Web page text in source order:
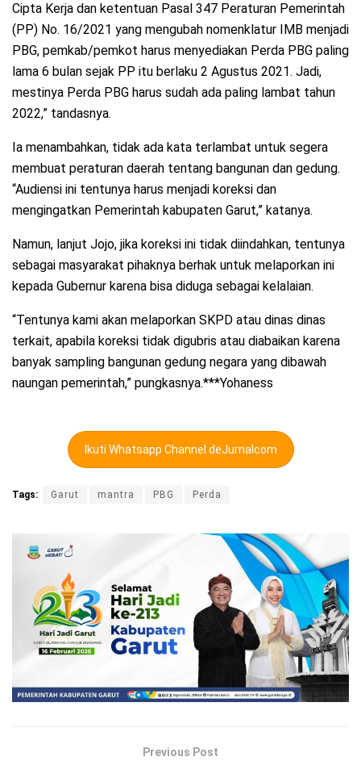
Cipta Kerja dan ketentuan Pasal 347 Peraturan Pemerintah
(PP) No. 16/2021 yang mengubah nomenklatur IMB menjadi
PBG, pemkab/pemkot harus menyediakan Perda PBG paling
lama 6 bulan sejak PP itu berlaku 2 Agustus 2021. Jadi,
mestinya Perda PBG harus sudah ada paling lambat tahun
2022,” tandasnya.
Ia menambahkan, tidak ada kata terlambat untuk segera
membuat peraturan daerah tentang bangunan dan gedung.
“Audiensi ini tentunya harus menjadi koreksi dan
mengingatkan Pemerintah kabupaten Garut,” katanya.
Namun, lanjut Jojo, jika koreksi ini tidak diindahkan, tentunya
sebagai masyarakat pihaknya berhak untuk melaporkan ini
kepada Gubernur karena bisa diduga sebagai kelalaian.
“Tentunya kami akan melaporkan SKPD atau dinas dinas
terkait, apabila koreksi tidak digubris atau diabaikan karena
banyak sampling bangunan gedung negara yang dibawah
naungan pemerintah,” pungkasnya.***Yohaness
Ikuti Whatsapp Channel deJurnalcom
Tags: Garut mantra PBG Perda
Previous Post